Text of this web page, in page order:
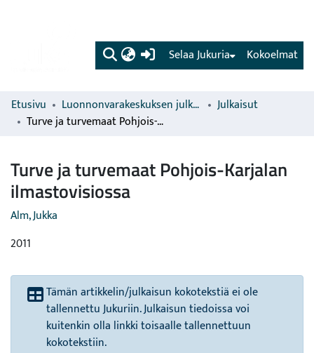
(current) Kokoelmat
Selaa Jukuria
Etusivu Luonnonvarakeskuksen julkaisut
Julkaisut
Turve ja turvemaat Pohjois-Karjalan ilmastovisiossa
Turve ja turvemaat Pohjois-Karjalan
ilmastovisiossa
Alm, Jukka
2011
Tämän artikkelin/julkaisun kokotekstiä ei ole
tallennettu Jukuriin. Julkaisun tiedoissa voi
kuitenkin olla linkki toisaalle tallennettuun
kokotekstiin.